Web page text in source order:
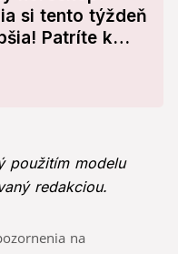
si tento týždeň
Patríte k
použitím modelu
redakciou.
na